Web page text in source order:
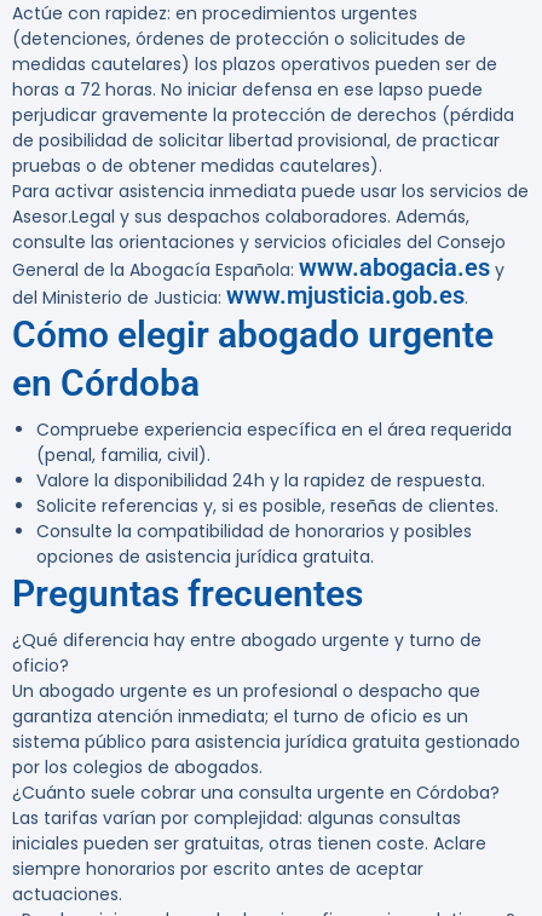
Actúe con rapidez: en procedimientos urgentes
(detenciones, órdenes de protección o solicitudes de
medidas cautelares) los plazos operativos pueden ser de
horas a 72 horas. No iniciar defensa en ese lapso puede
perjudicar gravemente la protección de derechos (pérdida
de posibilidad de solicitar libertad provisional, de practicar
pruebas o de obtener medidas cautelares).
Para activar asistencia inmediata puede usar los servicios de
Asesor.Legal y sus despachos colaboradores. Además,
consulte las orientaciones y servicios oficiales del Consejo
General de la Abogacía Española: www.abogacia.es y
del Ministerio de Justicia: www.mjusticia.gob.es.
Cómo elegir abogado urgente
en Córdoba
Compruebe experiencia específica en el área requerida
(penal, familia, civil).
Valore la disponibilidad 24h y la rapidez de respuesta.
Solicite referencias y, si es posible, reseñas de clientes.
Consulte la compatibilidad de honorarios y posibles
opciones de asistencia jurídica gratuita.
Preguntas frecuentes
¿Qué diferencia hay entre abogado urgente y turno de
oficio?
Un abogado urgente es un profesional o despacho que
garantiza atención inmediata; el turno de oficio es un
sistema público para asistencia jurídica gratuita gestionado
por los colegios de abogados.
¿Cuánto suele cobrar una consulta urgente en Córdoba?
Las tarifas varían por complejidad: algunas consultas
iniciales pueden ser gratuitas, otras tienen coste. Aclare
siempre honorarios por escrito antes de aceptar
actuaciones.